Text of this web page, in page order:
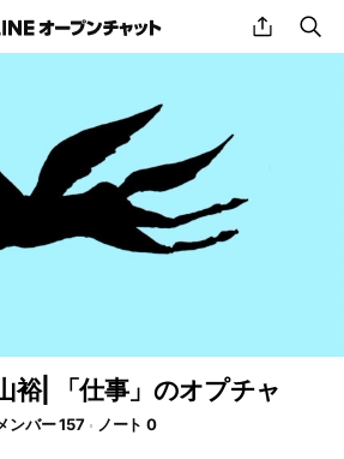
share
裕| 「仕事」のオプチャ
ンバー 157 ノート 0